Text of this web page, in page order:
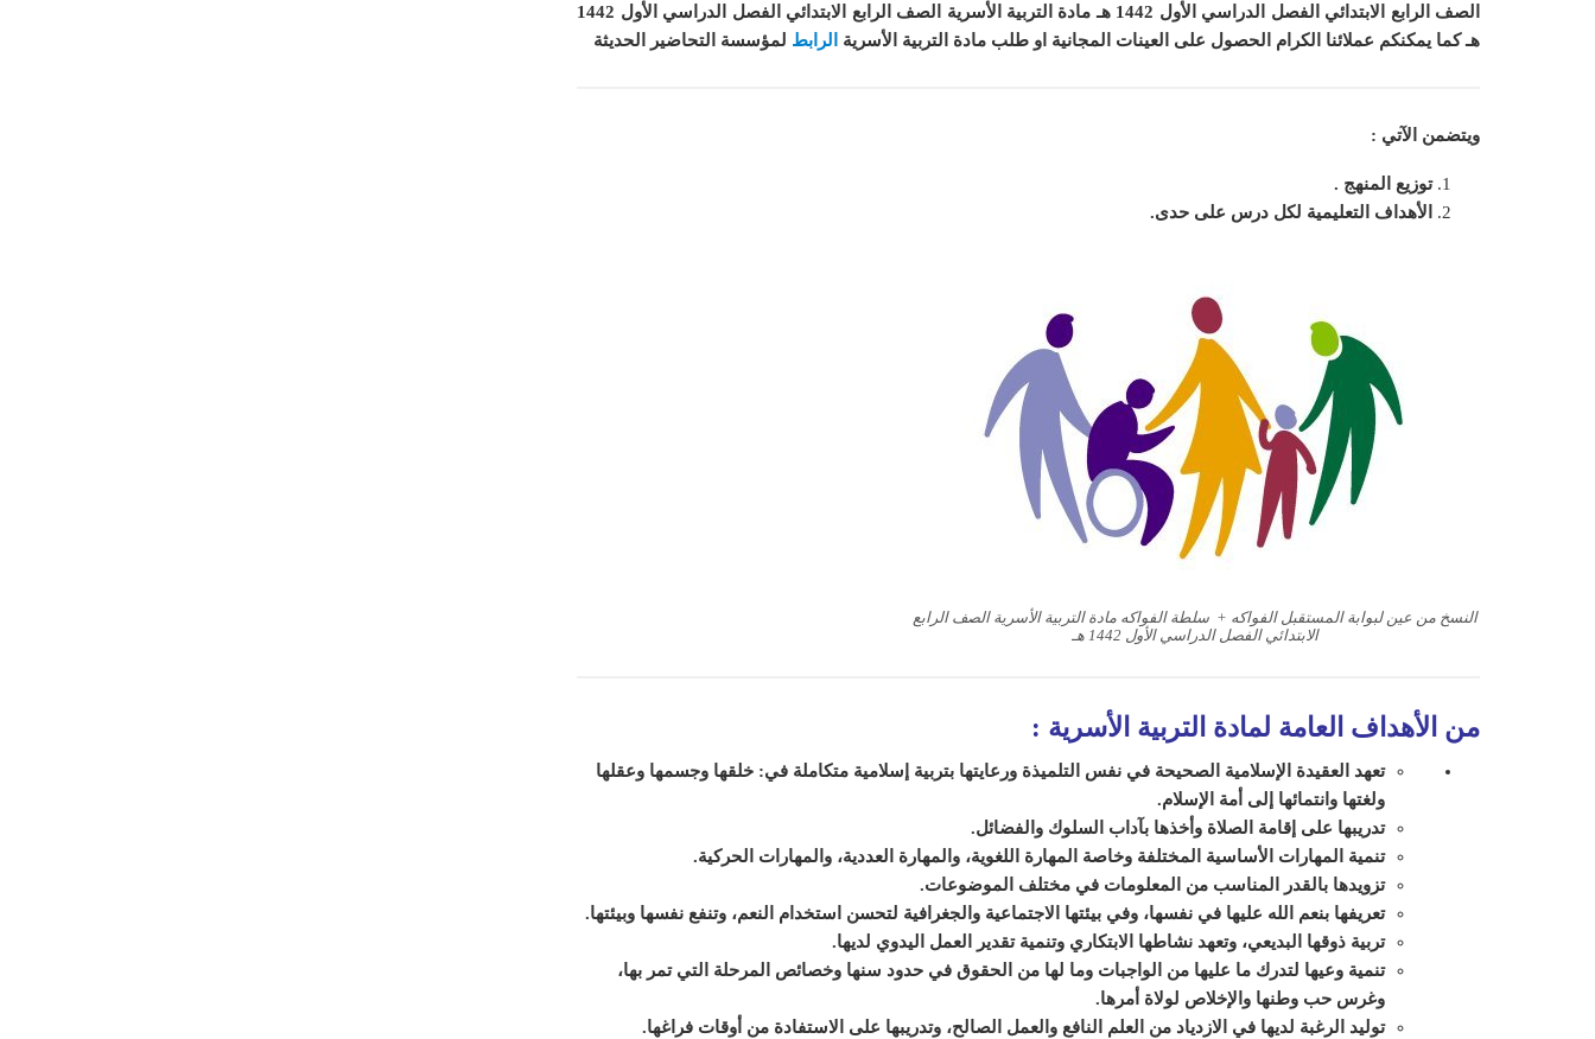
الصف الرابع الابتدائي الفصل الدراسي الأول 1442 هـ مادة التربية الأسرية الصف الرابع الابتدائي الفصل الدراسي الأول 1442
هـكما يمكنكم عملائنا الكرام الحصول على العينات المجانية او طلب مادة التربية الأسرية الرابط لمؤسسة التحاضير الحديثة
ويتضمن الآتي :
توزيع المنهج .
الأهداف التعليمية لكل درس على حدى.
النسخ من عين لبوابة المستقبل الفواكه + سلطة الفواكه مادة التربية الأسرية الصف الرابع
الابتدائي الفصل الدراسي الأول 1442 هـ
من الأهداف العامة لمادة التربية الأسرية :
تعهد العقيدة الإسلامية الصحيحة في نفس التلميذة ورعايتها بتربية إسلامية متكاملة في: خلقها وجسمها وعقلها
ولغتها وانتمائها إلى أمة الإسلام.
تدريبها على إقامة الصلاة وأخذها بآداب السلوك والفضائل.
تنمية المهارات الأساسية المختلفة وخاصة المهارة اللغوية، والمهارة العددية، والمهارات الحركية.
تزويدها بالقدر المناسب من المعلومات في مختلف الموضوعات.
تعريفها بنعم الله عليها في نفسها، وفي بيئتها الاجتماعية والجغرافية لتحسن استخدام النعم، وتنفع نفسها وبيئتها.
تربية ذوقها البديعي، وتعهد نشاطها الابتكاري وتنمية تقدير العمل اليدوي لديها.
تنمية وعيها لتدرك ما عليها من الواجبات وما لها من الحقوق في حدود سنها وخصائص المرحلة التيتمر بها،
وغرس حب وطنها والإخلاص لولاة أمرها.
توليد الرغبة لديها في الازدياد من العلم النافع والعمل الصالح، وتدريبها على الاستفادة من أوقات فراغها.